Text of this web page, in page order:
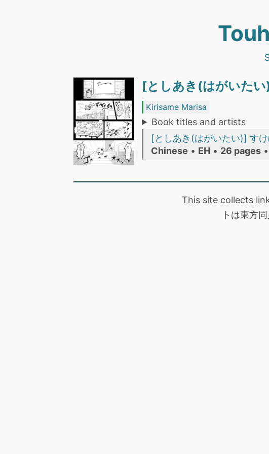
[としあき(はがいた
Kirisame Marisa
Book titles and artists
[としあき(はがいたい)] す
Chinese • EH • 26 pages •
This site collects
トは東方